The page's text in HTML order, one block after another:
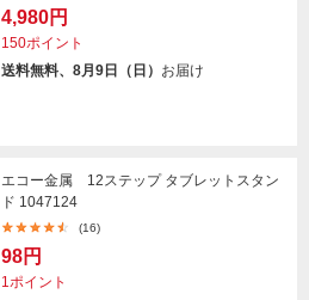
4,980円
150ポイント
送料無料、8月9日（日） お届け
エコー金属 12ステップ タブレットスタン
ド 1047124
(16)
98円
1ポイント